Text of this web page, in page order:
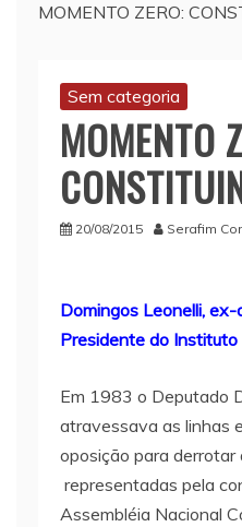
MOMENTO ZERO:
Sem categoria
MOMENTO
20/08/2015 Serafim
Domingos Leonelli,
Presidente do Instituto
Em 1983 o Deputado
atravessava as linhas
oposição para derrotar
representadas pela
Assembléia Nacional